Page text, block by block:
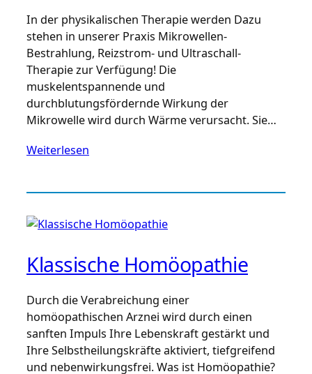
In der physikalischen Therapie werden Dazu
stehen in unserer Praxis Mikrowellen-
Bestrahlung, Reizstrom- und Ultraschall-
Therapie zur Verfügung! Die
muskelentspannende und
durchblutungsfördernde Wirkung der
Mikrowelle wird durch Wärme verursacht. Sie…
Weiterlesen
Klassische Homöopathie
Durch die Verabreichung einer
homöopathischen Arznei wird durch einen
sanften Impuls Ihre Lebenskraft gestärkt und
Ihre Selbstheilungskräfte aktiviert, tiefgreifend
und nebenwirkungsfrei. Was ist Homöopathie?